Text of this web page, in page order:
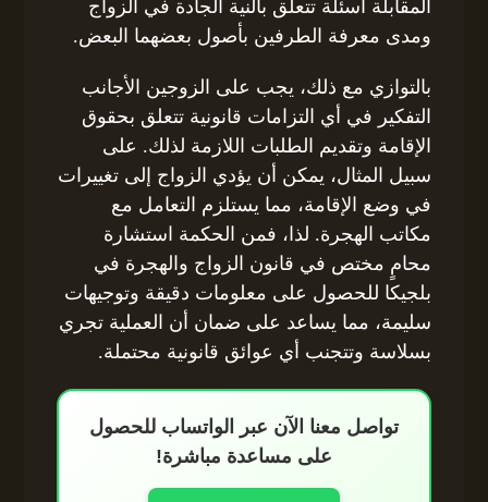
المقابلة أسئلة تتعلق بالنية الجادة في الزواج
ومدى معرفة الطرفين بأصول بعضهما البعض.
بالتوازي مع ذلك، يجب على الزوجين الأجانب
التفكير في أي التزامات قانونية تتعلق بحقوق
الإقامة وتقديم الطلبات اللازمة لذلك. على
سبيل المثال، يمكن أن يؤدي الزواج إلى تغييرات
في وضع الإقامة، مما يستلزم التعامل مع
مكاتب الهجرة. لذا، فمن الحكمة استشارة
محامٍ مختص في قانون الزواج والهجرة في
بلجيكا للحصول على معلومات دقيقة وتوجيهات
سليمة، مما يساعد على ضمان أن العملية تجري
بسلاسة وتتجنب أي عوائق قانونية محتملة.
تواصل معنا الآن عبر الواتساب للحصول
على مساعدة مباشرة!